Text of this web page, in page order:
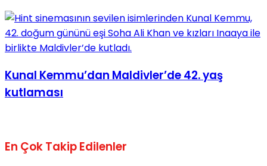
Kunal Kemmu’dan Maldivler’de 42. yaş
kutlaması
En Çok Takip Edilenler